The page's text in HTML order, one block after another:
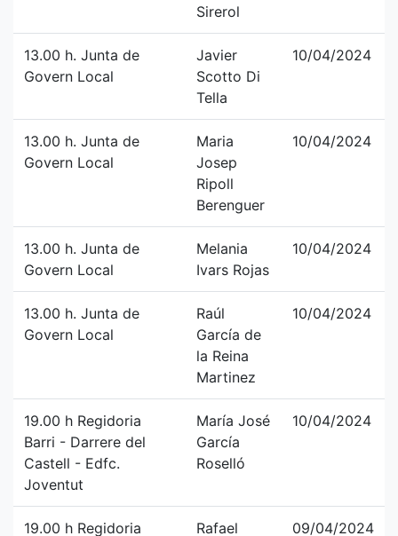
Sirerol
13.00 h. Junta de
Govern Local
Javier
Scotto Di
Tella
10/04/2024
13.00 h. Junta de
Govern Local
Maria
Josep
Ripoll
Berenguer
10/04/2024
13.00 h. Junta de
Govern Local
Melania
Ivars Rojas
10/04/2024
13.00 h. Junta de
Govern Local
Raúl
García de
la Reina
Martinez
10/04/2024
19.00 h Regidoria
Barri - Darrere del
Castell - Edfc.
Joventut
María José
García
Roselló
10/04/2024
19.00 h Regidoria Rafael 09/04/2024